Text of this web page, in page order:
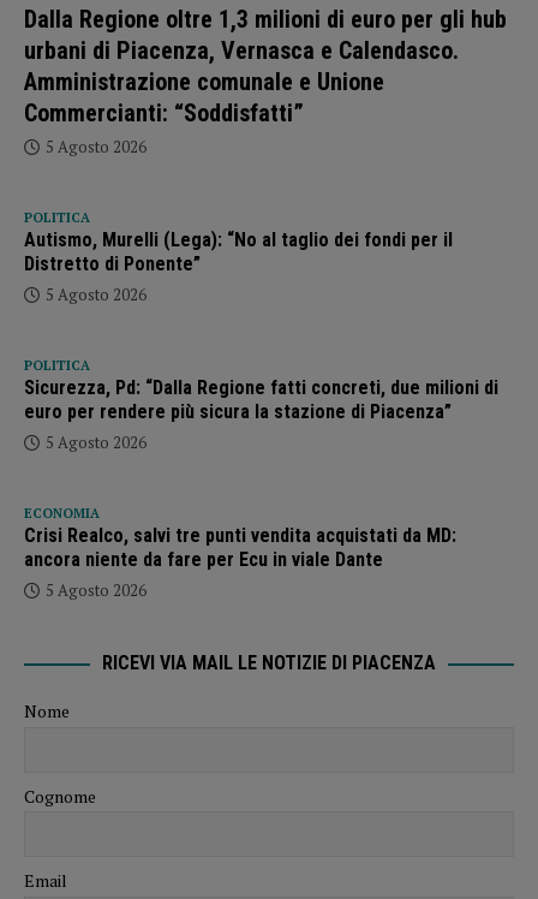
Dalla Regione oltre 1,3 milioni di euro per gli hub
urbani di Piacenza, Vernasca e Calendasco.
Amministrazione comunale e Unione
Commercianti: “Soddisfatti”
5 Agosto 2026
POLITICA
Autismo, Murelli (Lega): “No al taglio dei fondi per il
Distretto di Ponente”
5 Agosto 2026
POLITICA
Sicurezza, Pd: “Dalla Regione fatti concreti, due milioni di
euro per rendere più sicura la stazione di Piacenza”
5 Agosto 2026
ECONOMIA
Crisi Realco, salvi tre punti vendita acquistati da MD:
ancora niente da fare per Ecu in viale Dante
5 Agosto 2026
RICEVI VIA MAIL LE NOTIZIE DI PIACENZA
Nome
Cognome
Email